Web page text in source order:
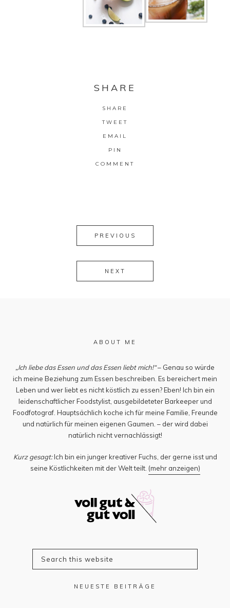
SHARE
SHARE
TWEET
EMAIL
PIN
COMMENT
PREVIOUS
NEXT
ABOUT ME
„Ich liebe das Essen und das Essen liebt mich!“– Genau so würde
ich meine Beziehung zum Essen beschreiben. Es bereichert mein
Leben und wer liebt es nicht köstlich zu essen? Eben! Ich bin ein
leidenschaftlicher Foodstylist, ausgebildeteter Barkeeper und
Foodfotograf. Hauptsächlich koche ich für meine Familie, Freunde
und natürlich für meinen eigenen Gaumen. – der wird dabei
natürlich nicht vernachlässigt!
Kurz gesagt:Ich bin ein junger kreativer Fuchs, der gerne isst und
seine Köstlichkeiten mit der Welt teilt. (mehr anzeigen)
NEUESTE BEITRÄGE